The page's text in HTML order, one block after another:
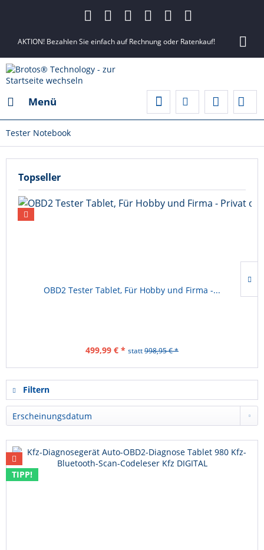
AKTION! Bezahlen Sie einfach auf Rechnung oder Ratenkauf!
Menü
Tester Notebook
Topseller
OBD2 Tester Tablet, Für Hobby und Firma -...
499,99 € * statt998,95 € *
Filtern
TIPP!